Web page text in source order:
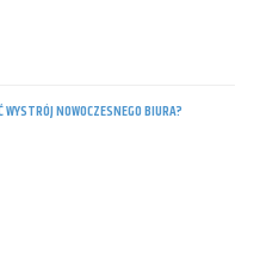
NOWOCZESNEGO BIURA?